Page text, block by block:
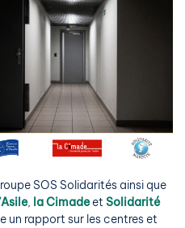
SOS Solidarités ainsi que
, la Cimadeet Solidarité
un rapport sur les centres et